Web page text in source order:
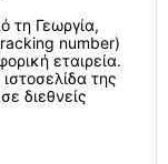
τη Γεωργία,
number)
εταιρεία.
της
διεθνείς